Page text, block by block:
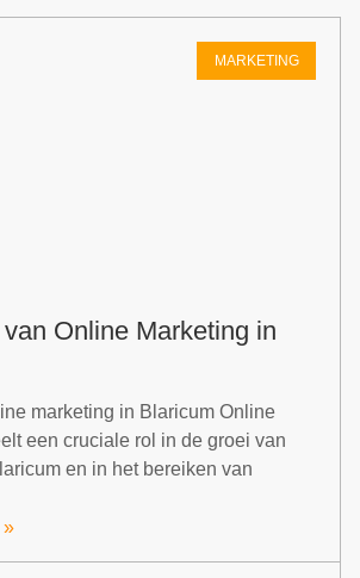
MARKETING
Online Marketing in
marketing in Blaricum Online
een cruciale rol in de groei van
en in het bereiken van
»